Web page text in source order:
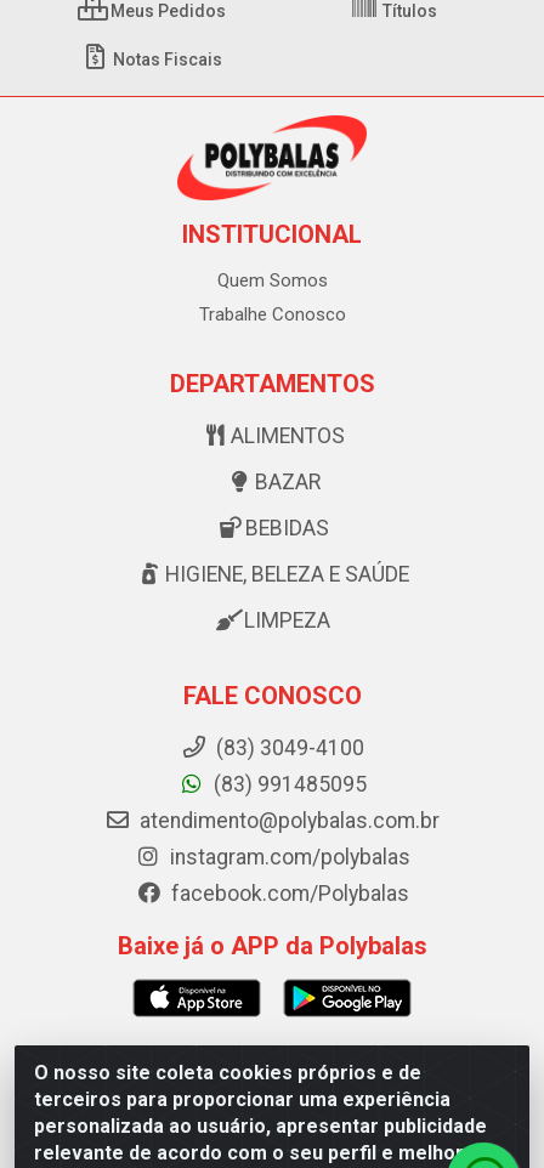
O nosso site coleta cookies próprios e de
terceiros para proporcionar uma experiência
personalizada ao usuário, apresentar publicidade
relevante de acordo com o seu perfil e melhorar a
Meus Pedidos Títulos
Notas Fiscais
INSTITUCIONAL
Quem Somos
Trabalhe Conosco
DEPARTAMENTOS
ALIMENTOS
BAZAR
BEBIDAS
HIGIENE, BELEZA E SAÚDE
LIMPEZA
FALE CONOSCO
(83) 3049-4100
(83) 991485095
atendimento@polybalas.com.br
instagram.com/polybalas
facebook.com/Polybalas
Baixe já o APP da Polybalas
Polybalas - Rua João Miguel de Souza, 173 Galpão B -
Ernesto Geisel, João Pessoa/PB - CEP 58.075-075 - CNPJ
00.909.327/0002-61